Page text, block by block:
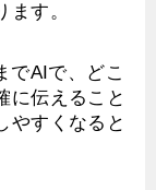
す。
でAIで、どこ
に伝えること
やすくなると